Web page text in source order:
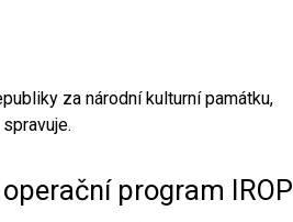
za národní kulturní památku,
program IROP